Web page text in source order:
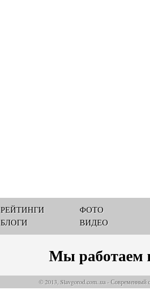
РЕЙТИНГИ
БЛОГИ
ФОТО
ВИДЕО
Мы работаем
© 2013, Slavgorod.com..ua - Современный